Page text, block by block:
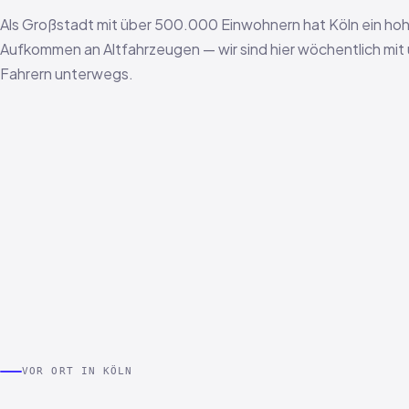
Als Großstadt mit über 500.000 Einwohnern hat Köln ein
Aufkommen an Altfahrzeugen — wir sind hier wöchentlich mit
Fahrern unterwegs.
VOR ORT IN KÖLN